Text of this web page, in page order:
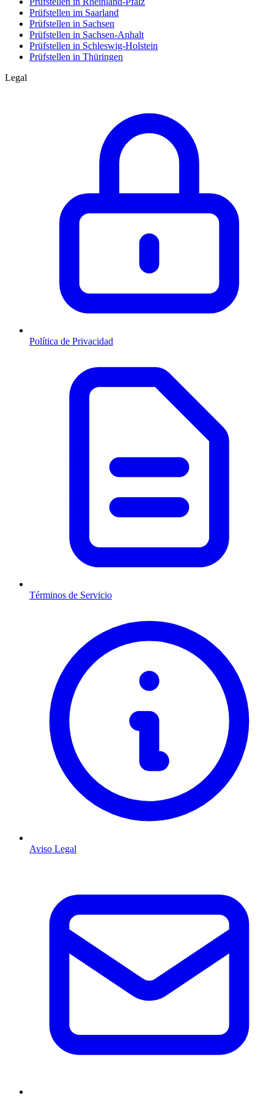
Prüfstellen im Saarland
Prüfstellen in Sachsen
Prüfstellen in Sachsen-Anhalt
Prüfstellen in Schleswig-Holstein
Prüfstellen in Thüringen
Legal
Política de Privacidad
Términos de Servicio
Aviso Legal